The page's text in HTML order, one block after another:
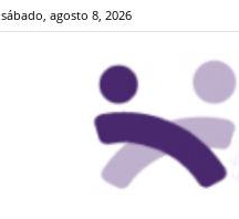
sábado, agosto 8, 2026